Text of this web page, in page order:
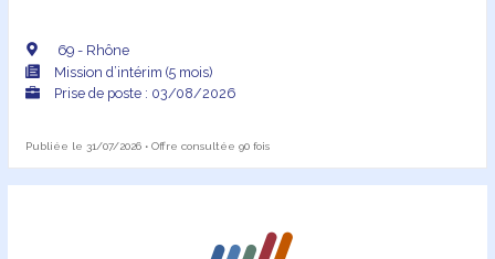
69 - Rhône
Mission d’intérim (5 mois)
Prise de poste : 03/08/2026
Publiée le 31/07/2026 • Offre consultée 90 fois